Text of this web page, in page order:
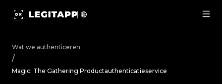
Wat we authenticeren
/
Magic: The Gathering Productauthenticatieservice